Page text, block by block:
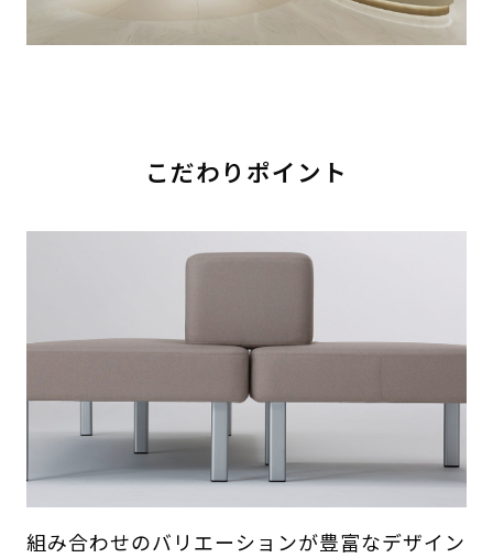
こだわりポイント
組み合わせのバリエーションが豊富なデザイン